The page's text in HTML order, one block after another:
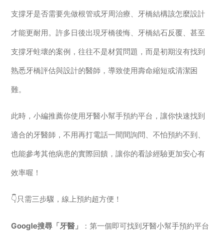
支撐牙是否需要先做根管或牙周治療、牙橋結構該怎麼設計
才能更耐用。許多日後出現牙橋後悔、牙橋結石反覆、甚至
支撐牙蛀壞的案例，往往不是材質問題，而是初期沒有找到
熟悉牙橋評估與設計的醫師，導致使用壽命縮短或清潔困
難。
此時，小編推薦你使用牙醫小幫手預約平台，讓你快速找到
適合的牙醫師，不用再打電話一間間詢問、不怕預約不到、
也能參考其他病患的實際回饋，讓你的看診經驗更加安心有
效率喔！
👇只需三步驟，線上預約超方便！
Google搜尋「牙醫」 ：第一個即可找到牙醫小幫手預約平台